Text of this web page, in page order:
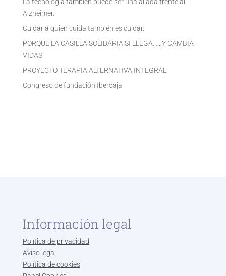
Alzheimer.
Cuidar a quien cuida también es cuidar.
PORQUE LA CASILLA SOLIDARIA SI LLEGA……Y CAMBIA
VIDAS
PROYECTO TERAPIA ALTERNATIVA INTEGRAL
Congreso de fundación Ibercaja
Información legal
Política de privacidad
Aviso legal
Política de cookies